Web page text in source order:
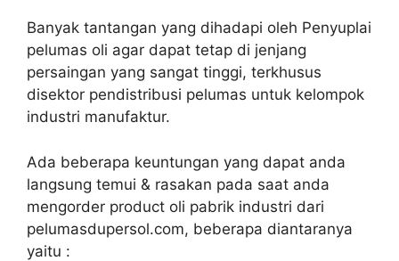
Banyak tantangan yang dihadapi oleh Penyuplai
pelumas oli agar dapat tetap di jenjang
persaingan yang sangat tinggi, terkhusus
disektor pendistribusi pelumas untuk kelompok
industri manufaktur.
Ada beberapa keuntungan yang dapat anda
langsung temui & rasakan pada saat anda
mengorder product oli pabrik industri dari
pelumasdupersol.com, beberapa diantaranya
yaitu :